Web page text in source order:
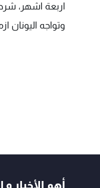
اربعة اشهر،
وتواجه اليونان
أهم الأخبار